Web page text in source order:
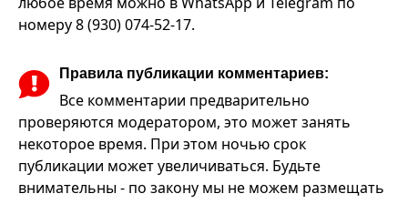
номеру 8 (930) 074-52-17.
Правила публикации комментариев:
Все комментарии предварительно
проверяются модератором, это может занять
некоторое время. При этом ночью срок
публикации может увеличиваться. Будьте
внимательны - по закону мы не можем размещать